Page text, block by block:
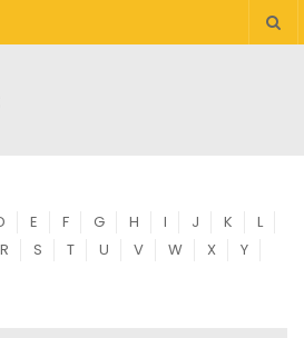
E F G H I J K
L
R S T U V W X
Y